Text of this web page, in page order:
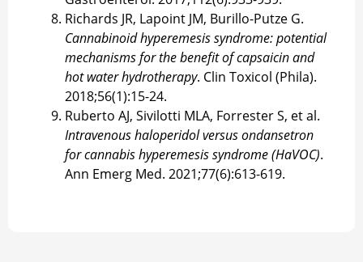
Richards JR, Lapoint JM, Burillo-Putze G.
Cannabinoid hyperemesis syndrome: potential
mechanisms for the benefit of capsaicin and
hot water hydrotherapy. Clin Toxicol (Phila).
2018;56(1):15-24.
Ruberto AJ, Sivilotti MLA, Forrester S, et al.
Intravenous haloperidol versus ondansetron
for cannabis hyperemesis syndrome (HaVOC).
Ann Emerg Med. 2021;77(6):613-619.